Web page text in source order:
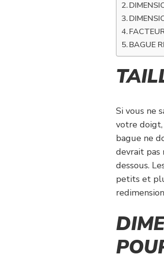
BAGUE
Si vous ne
votre
bague ne
devrait pas
dessous.
petits et